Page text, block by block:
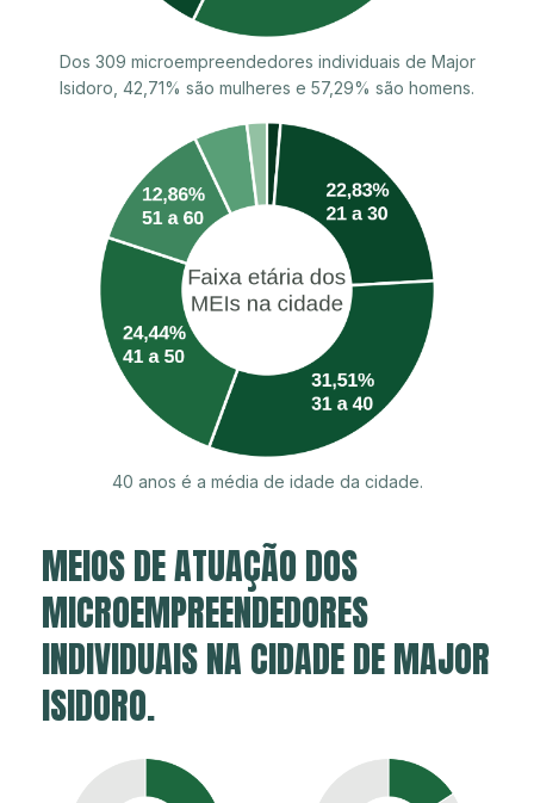
Dos 309 microempreendedores individuais de Major
Isidoro, 42,71% são mulheres e 57,29% são homens.
40 anos é a média de idade da cidade.
MEIOS DE ATUAÇÃO DOS
MICROEMPREENDEDORES
INDIVIDUAIS NA CIDADE DE MAJOR
ISIDORO.